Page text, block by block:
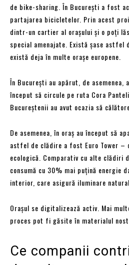
de bike-sharing. În București a fost
partajarea bicicletelor. Prin acest
dintr-un cartier al orașului și o poți
special amenajate. Există șase
există deja în multe orașe europene.
În București au apărut, de
început să circule pe ruta Cora
Bucureștenii au avut ocazia să
De asemenea, în oraș au început să
astfel de clădire a fost Euro Tower –
ecologică. Comparativ cu alte clădiri
consumă cu 30% mai puțină energie
interior, care asigură iluminare
Orașul se digitalizează activ. Mai
proces pot fi găsite în materialul
Ce companii